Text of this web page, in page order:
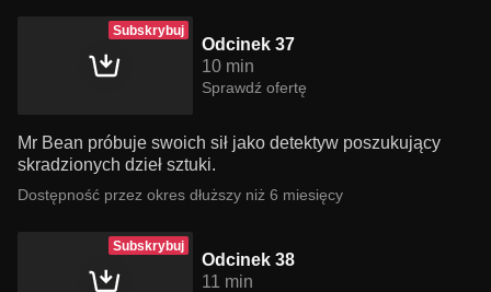
Subskrybuj
Odcinek 37
10 min
Sprawdź ofertę
Mr Bean próbuje swoich sił jako detektyw poszukujący
skradzionych dzieł sztuki.
Dostępność przez okres dłuższy niż 6 miesięcy
Subskrybuj
Odcinek 38
11 min